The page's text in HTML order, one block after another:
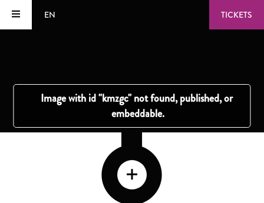
EN TICKETS